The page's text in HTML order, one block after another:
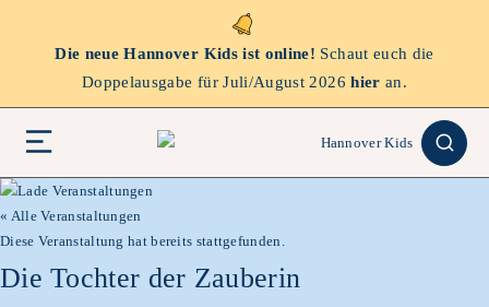
Die neue Hannover Kids ist online! Schaut euch die
Doppelausgabe für Juli/August 2026hier an.
« Alle Veranstaltungen
Diese Veranstaltung hat bereits stattgefunden.
Die Tochter der Zauberin